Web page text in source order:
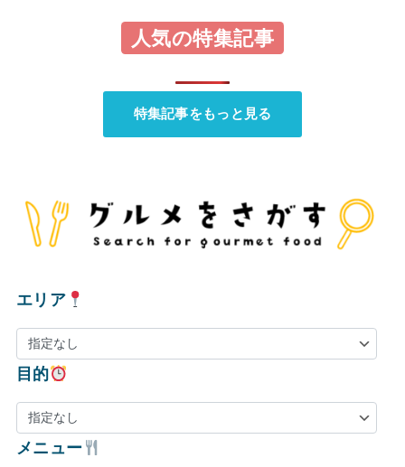
人気の特集記事
特集記事をもっと見る
エリア
目的
メニュー